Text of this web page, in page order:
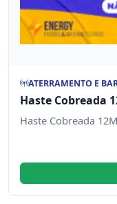
ATERRAMENTO E
Haste Cobreada
Haste Cobreada